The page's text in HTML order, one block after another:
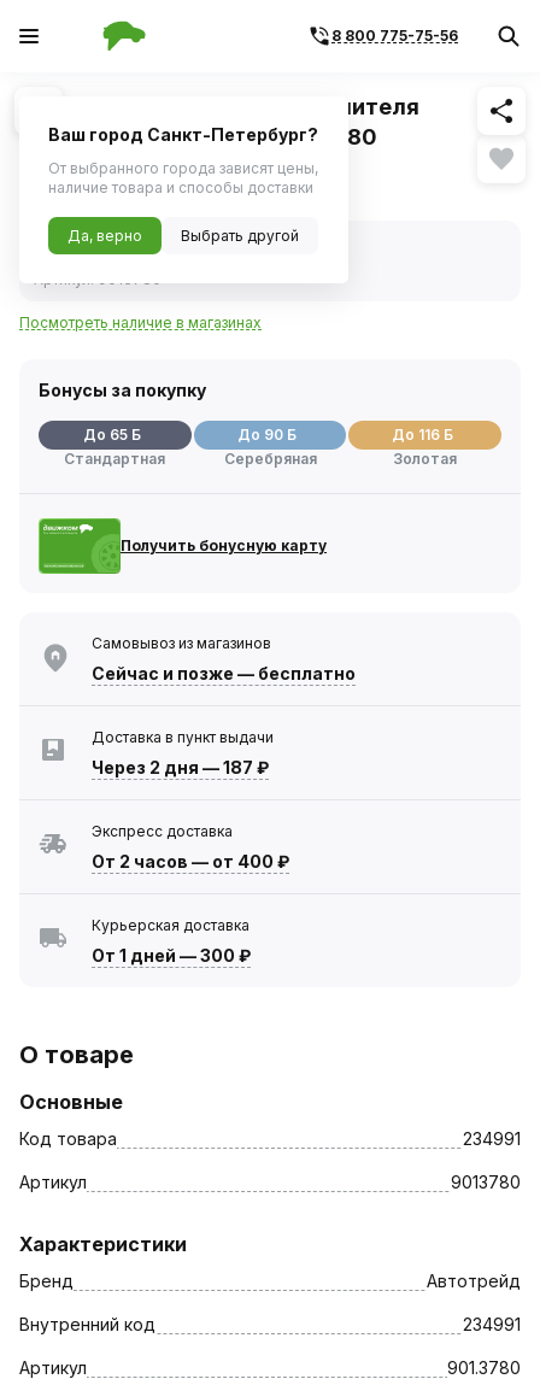
8 800 775-75-56
1/1 Похожие
Моторедуктор заслонки отопителя
ВАЗ-2170 (Автотрейд) 901.3780
1 282 ₽
В наличии
Посмотреть наличие в магазинах
Бонусы за покупку
До 65 Б
Стандартная
До 90 Б
Серебряная
До 116 Б
Золотая
Получить бонусную карту
Самовывоз из магазинов
Сейчас и позже — бесплатно
Доставка в пункт выдачи
Через 2 дня —187 ₽
Экспресс доставка
От 2 часов — от 400 ₽
Курьерская доставка
От 1 дней —300 ₽
О товаре
Основные
Код товара 234991
Артикул 9013780
Характеристики
Бренд Автотрейд
Внутренний код 234991
Артикул 901.3780
Ваш город Санкт-Петербург?
От выбранного города зависят цены,
наличие товара и способы доставки
Да, верно Выбрать другой